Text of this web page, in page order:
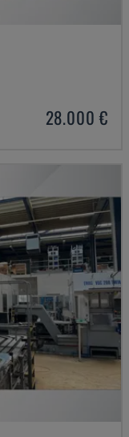
28.000 €